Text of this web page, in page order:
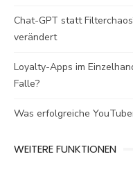
Chat-GPT statt
verändert
Loyalty-Apps im
Falle?
Was erfolgreiche
WEITERE FUNKTIONEN